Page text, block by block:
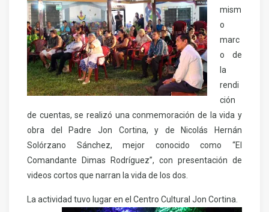
mism
o
marc
o de
la
rendi
ción
de cuentas, se realizó una conmemoración de la vida y
obra del Padre Jon Cortina, y de Nicolás Hernán
Solórzano Sánchez, mejor conocido como “El
Comandante Dimas Rodríguez”, con presentación de
videos cortos que narran la vida de los dos.
La actividad tuvo lugar en el Centro Cultural Jon Cortina.